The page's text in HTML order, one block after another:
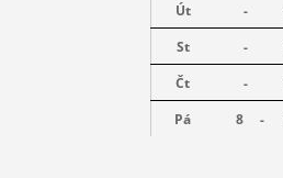
Út
-
St
-
Čt
-
Pá
8 -